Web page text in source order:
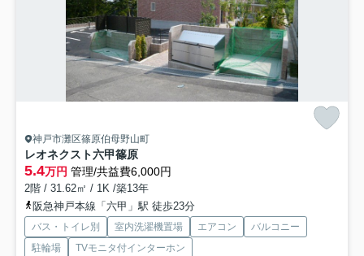
神戸市灘区篠原伯母野山町
レオネクスト六甲篠原
5.4万円 管理/共益費6,000円
2階 / 31.62㎡ / 1K /築13年
阪急神戸本線「六甲」駅 徒歩23分
バス・トイレ別 室内洗濯機置場 エアコン
バルコニー
駐輪場
TVモニタ付インターホン